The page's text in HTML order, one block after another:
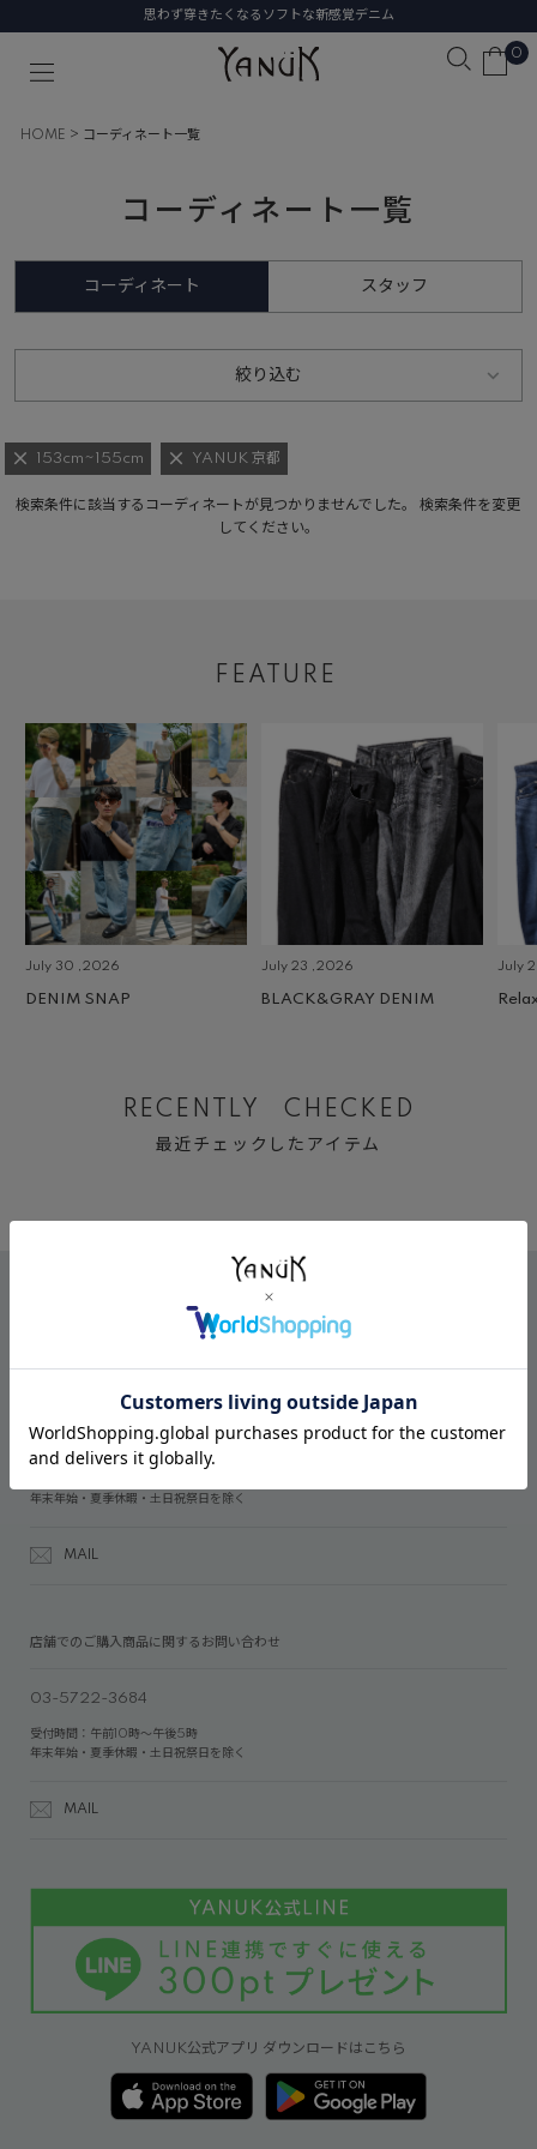
思わず穿きたくなるソフトな新感覚デニム
0
HOME コーディネート一覧
コーディネート一覧
コーディネート スタッフ
絞り込む
153cm~155cm YANUK 京都
検索条件に該当するコーディネートが見つかりませんでした。 検索条件を変更
してください。
FEATURE
July 30 ,2026
DENIM SNAP
July 23 ,2026
BLACK&GRAY DENIM
July 2
Relax
RECENTLY CHECKED
最近チェックしたアイテム
03-6809-2611
年末年始・夏季休暇・土日祝祭日を除く
MAIL
店舗でのご購入商品に関するお問い合わせ
03-5722-3684
受付時間：午前10時～午後5時
年末年始・夏季休暇・土日祝祭日を除く
MAIL
YANUK公式アプリ ダウンロードはこちら